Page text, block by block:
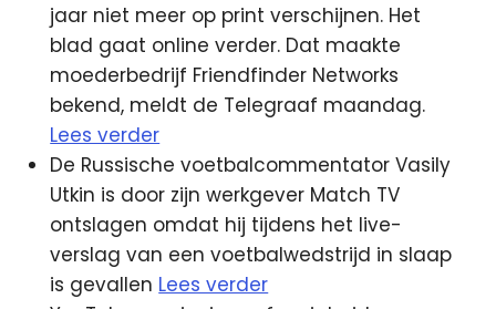
jaar niet meer op print verschijnen. Het
blad gaat online verder. Dat maakte
moederbedrijf Friendfinder Networks
bekend, meldt de Telegraaf maandag.
Lees verder
De Russische voetbalcommentator Vasily
Utkin is door zijn werkgever Match TV
ontslagen omdat hij tijdens het live-
verslag van een voetbalwedstrijd in slaap
is gevallen Lees verder